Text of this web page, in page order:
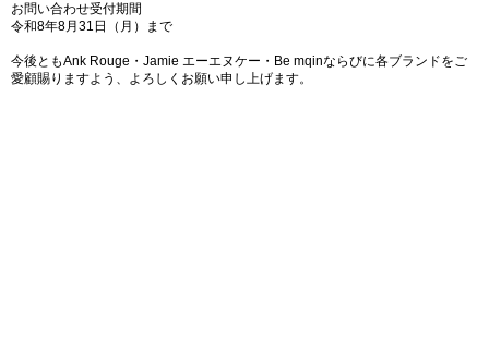
お問い合わせ受付期間
令和8年8月31日（月）まで
今後ともAnk Rouge・Jamie エーエヌケー・Be mqinならびに各ブランドをご
愛顧賜りますよう、よろしくお願い申し上げます。